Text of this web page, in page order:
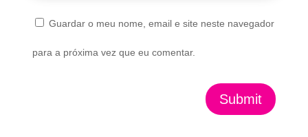
Guardar o meu nome, email e site neste navegador
para a próxima vez que eu comentar.
Submit